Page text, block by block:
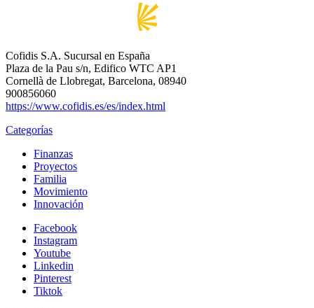
Cofidis S.A. Sucursal en España
Plaza de la Pau s/n, Edifico WTC AP1
Cornellà de Llobregat, Barcelona, 08940
900856060
https://www.cofidis.es/es/index.html
Categorías
Finanzas
Proyectos
Familia
Movimiento
Innovación
Facebook
Instagram
Youtube
Linkedin
Pinterest
Tiktok